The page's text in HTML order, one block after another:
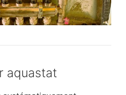
aquastat